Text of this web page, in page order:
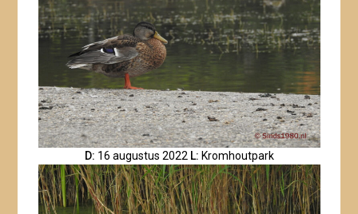
D: 16 augustus 2022 L: Kromhoutpark